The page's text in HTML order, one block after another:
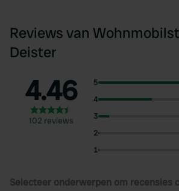
Reviews van
Deister
4.46
102 reviews
5
4
3
2
1
Selecteer onderwerpen om recensies